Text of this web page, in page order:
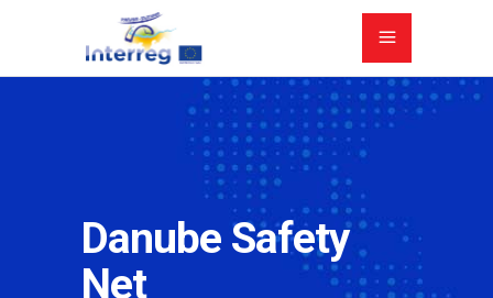
Danube Safety
Net